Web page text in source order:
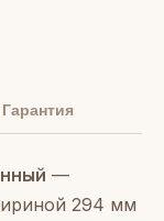
Гарантия
—
294 мм